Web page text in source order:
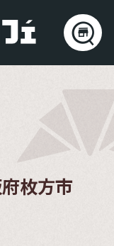
枚方市